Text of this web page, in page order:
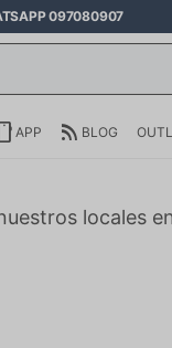
097080907
APP BLOG
locales